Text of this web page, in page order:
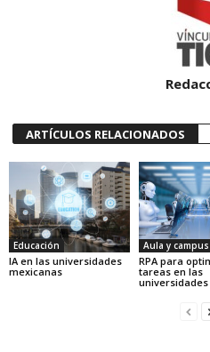
ARTÍCULOS RELACIONADOS
Educación
IA en las universidades
mexicanas
Aula y campus
RPA para
tareas en las
universidades